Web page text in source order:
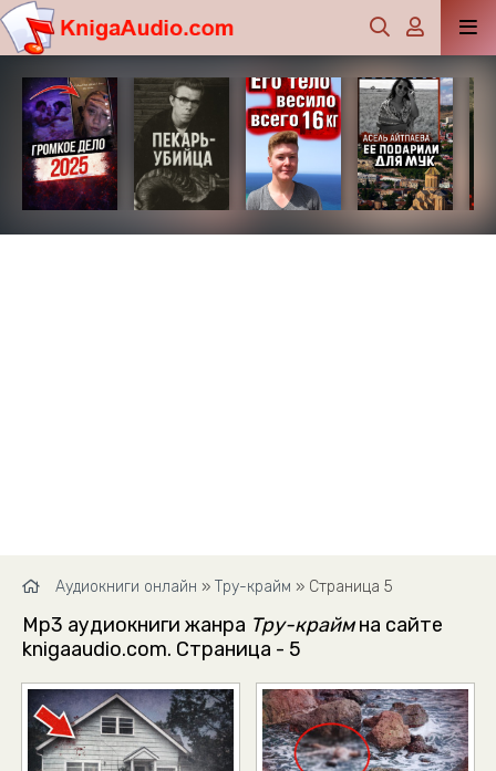
Аудиокниги онлайн » Тру-крайм » Страница 5
Mp3 аудиокниги жанра Тру-краймна сайте
knigaaudio.com. Страница - 5